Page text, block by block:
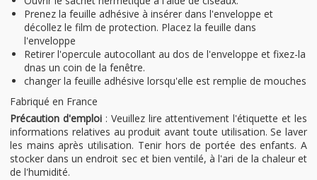
Prenez la feuille adhésive à insérer dans l'enveloppe et
décollez le film de protection. Placez la feuille dans
l'enveloppe
Retirer l'opercule autocollant au dos de l'enveloppe et fixez-la
dnas un coin de la fenêtre.
changer la feuille adhésive lorsqu'elle est remplie de mouches
Fabriqué en France
Précaution d'emploi : Veuillez lire attentivement l'étiquette et les
informations relatives au produit avant toute utilisation. Se laver
les mains après utilisation. Tenir hors de portée des enfants. A
stocker dans un endroit sec et bien ventilé, à l'ari de la chaleur et
de l'humidité.